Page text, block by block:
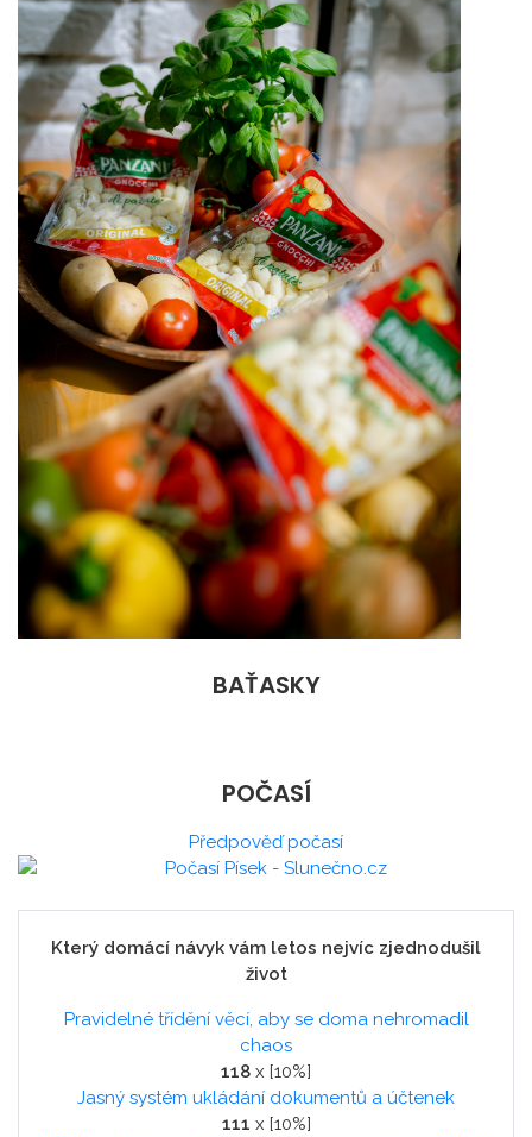
BAŤASKY
POČASÍ
Předpověď počasí
Který domácí návyk vám letos nejvíc zjednodušil
život
Pravidelné třídění věcí, aby se doma nehromadil
chaos
118 x [10%]
Jasný systém ukládání dokumentů a účtenek
111 x [10%]